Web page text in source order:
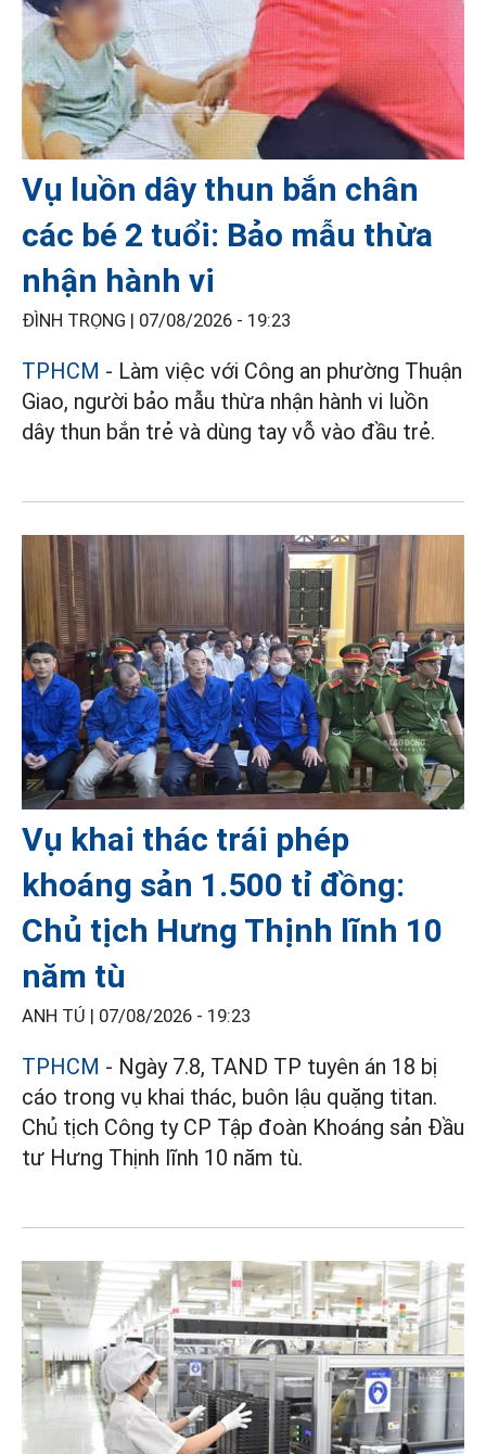
Vụ luồn dây thun bắn chân
các bé 2 tuổi: Bảo mẫu thừa
nhận hành vi
ĐÌNH TRỌNG | 07/08/2026 - 19:23
TPHCM - Làm việc với Công an phường Thuận
Giao, người bảo mẫu thừa nhận hành vi luồn
dây thun bắn trẻ và dùng tay vỗ vào đầu trẻ.
Vụ khai thác trái phép
khoáng sản 1.500 tỉ đồng:
Chủ tịch Hưng Thịnh lĩnh 10
năm tù
ANH TÚ | 07/08/2026 - 19:23
TPHCM - Ngày 7.8, TAND TP tuyên án 18 bị
cáo trong vụ khai thác, buôn lậu quặng titan.
Chủ tịch Công ty CP Tập đoàn Khoáng sản Đầu
tư Hưng Thịnh lĩnh 10 năm tù.